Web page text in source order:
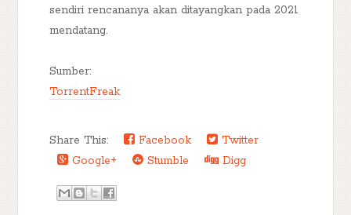
sendiri rencananya akan ditayangkan pada 2021
mendatang.
Sumber:
TorrentFreak
Share This: Facebook
Twitter
Google+
Stumble Digg